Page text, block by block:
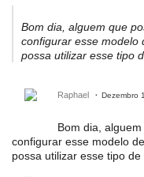
Bom dia, alguem que
configurar esse modelo
possa utilizar esse tipo
Raphael Dezembro
Bom dia,
configurar esse modelo
possa utilizar esse tipo